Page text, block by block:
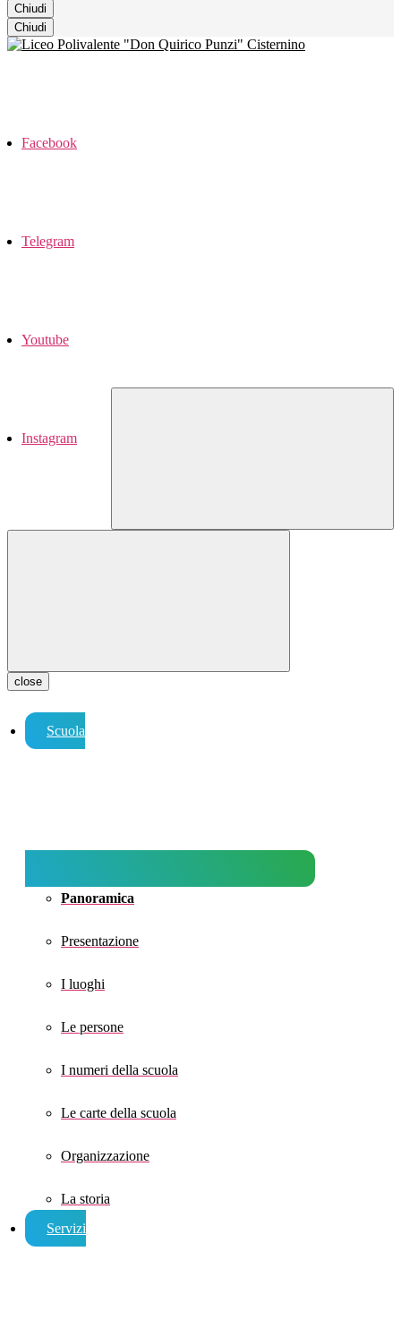
Chiudi
Chiudi
Facebook
Telegram
Youtube
Instagram
close
Scuola
Panoramica
Presentazione
I luoghi
Le persone
I numeri della scuola
Le carte della scuola
Organizzazione
La storia
Servizi